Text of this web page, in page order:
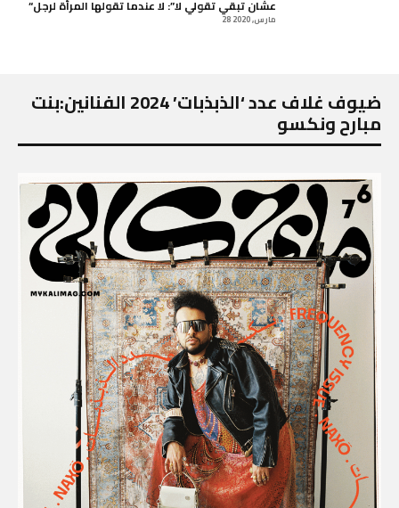
“عشان تبقي تقولي لا”: لا عندما تقولها المرأة لرجل
28 مارس, 2020
ضيوف غلاف عدد ‘الذبذبات’ 2024 الفنانين:بنت
مبارح ونكسو